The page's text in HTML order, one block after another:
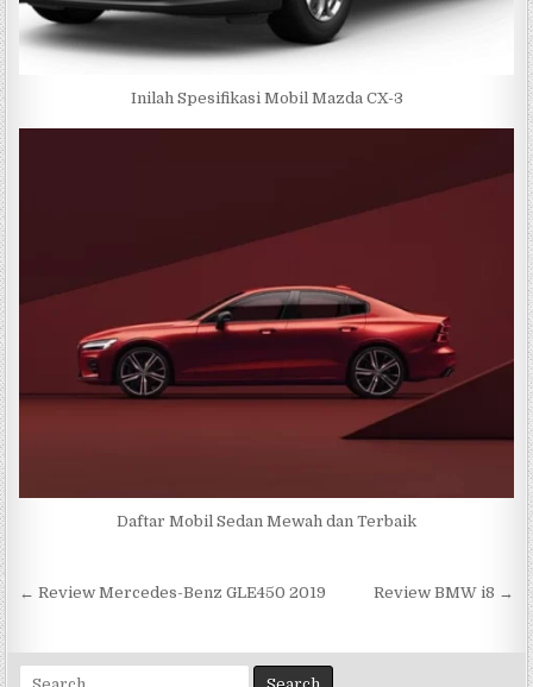
Inilah Spesifikasi Mobil Mazda CX-3
Daftar Mobil Sedan Mewah dan Terbaik
Navigasi
← Review Mercedes-Benz GLE450 2019 Review BMW i8 →